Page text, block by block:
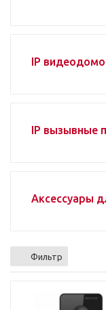
IP
IP вызывные
Аксессуары
Фильтр